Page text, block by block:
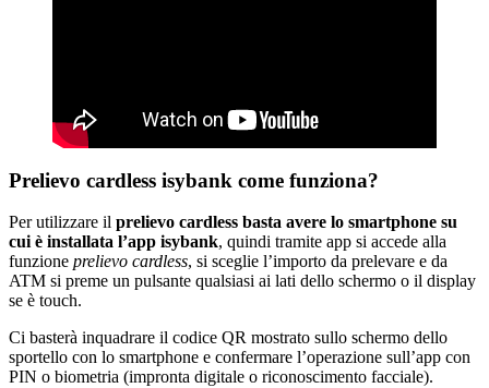
Prelievo cardless isybank come funziona?
Per utilizzare il prelievo cardless basta avere lo smartphone su
cui è installata l’app isybank, quindi tramite app si accede alla
funzione prelievo cardless, si sceglie l’importo da prelevare e da
ATM si preme un pulsante qualsiasi ai lati dello schermo o il display
se è touch.
Ci basterà inquadrare il codice QR mostrato sullo schermo dello
sportello con lo smartphone e confermare l’operazione sull’app con
PIN o biometria (impronta digitale o riconoscimento facciale).